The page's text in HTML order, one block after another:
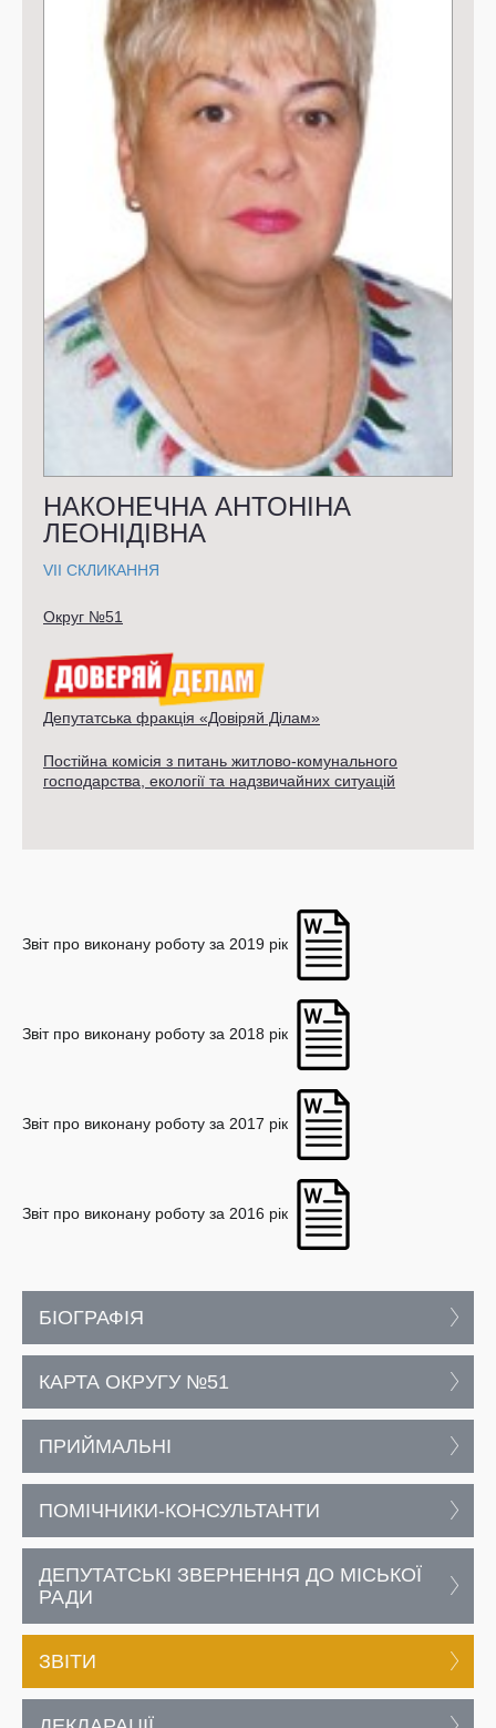
НАКОНЕЧНА АНТОНІНА
ЛЕОНІДІВНА
VII СКЛИКАННЯ
Округ №51
Депутатська фракція «Довіряй Ділам»
Постійна комісія з питань житлово-комунального
господарства, екології та надзвичайних ситуацій
Звіт про виконану роботу за 2019 рік
Звіт про виконану роботу за 2018 рік
Звіт про виконану роботу за 2017 рік
Звіт про виконану роботу за 2016 рік
БІОГРАФІЯ
КАРТА ОКРУГУ №51
ПРИЙМАЛЬНІ
ПОМІЧНИКИ-КОНСУЛЬТАНТИ
ДЕПУТАТСЬКІ ЗВЕРНЕННЯ ДО МІСЬКОЇ
РАДИ
ЗВІТИ